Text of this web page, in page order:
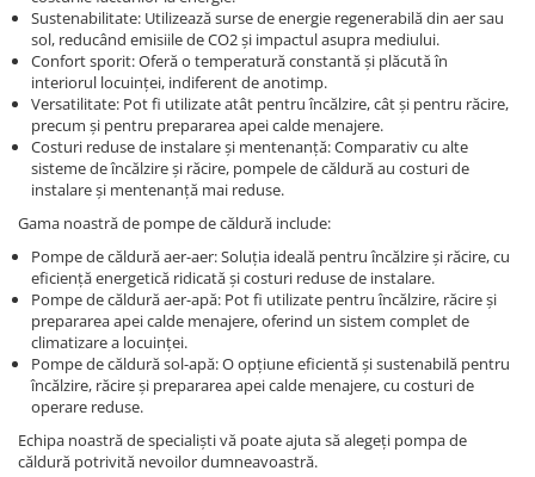
Sustenabilitate: Utilizează surse de energie regenerabilă din aer sau
sol, reducând emisiile de CO2 și impactul asupra mediului.
Confort sporit: Oferă o temperatură constantă și plăcută în
interiorul locuinței, indiferent de anotimp.
Versatilitate: Pot fi utilizate atât pentru încălzire, cât și pentru răcire,
precum și pentru prepararea apei calde menajere.
Costuri reduse de instalare și mentenanță: Comparativ cu alte
sisteme de încălzire și răcire, pompele de căldură au costuri de
instalare și mentenanță mai reduse.
Gama noastră de pompe de căldură include:
Pompe de căldură aer-aer: Soluția ideală pentru încălzire și răcire, cu
eficiență energetică ridicată și costuri reduse de instalare.
Pompe de căldură aer-apă: Pot fi utilizate pentru încălzire, răcire și
prepararea apei calde menajere, oferind un sistem complet de
climatizare a locuinței.
Pompe de căldură sol-apă: O opțiune eficientă și sustenabilă pentru
încălzire, răcire și prepararea apei calde menajere, cu costuri de
operare reduse.
Echipa noastră de specialiști vă poate ajuta să alegeți pompa de
căldură potrivită nevoilor dumneavoastră.